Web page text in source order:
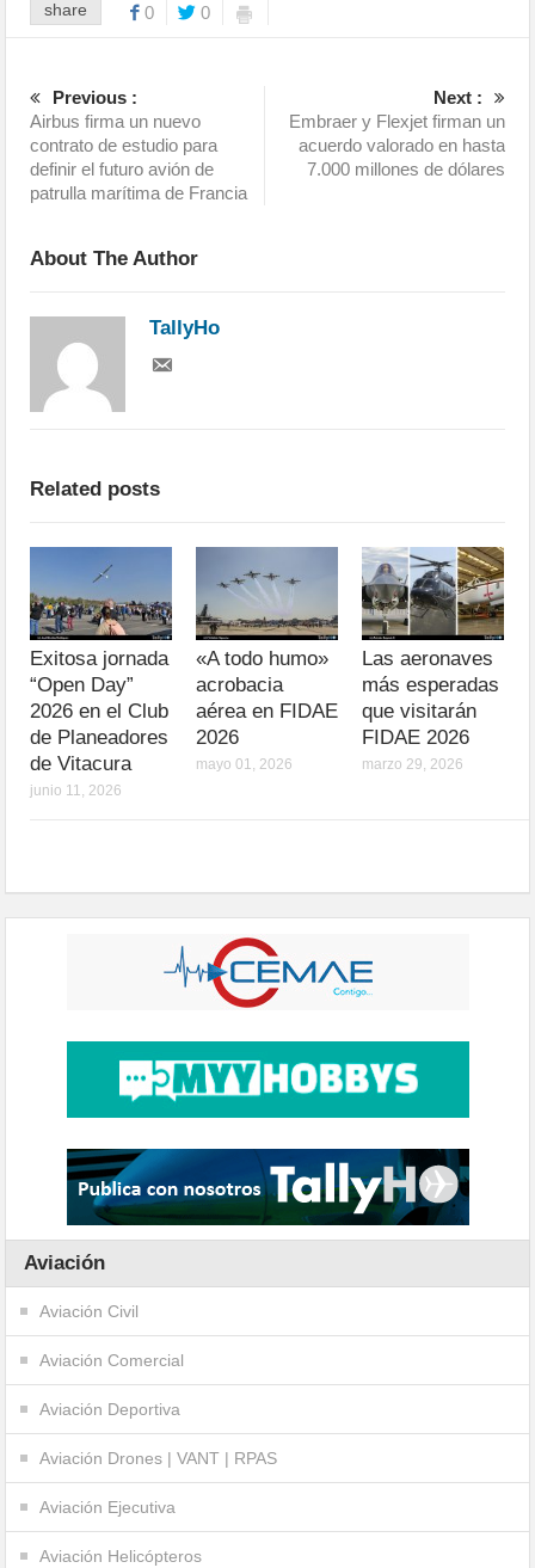
share 0 0
Previous :
Airbus firma un nuevo
contrato de estudio para
definir el futuro avión de
patrulla marítima de Francia
Next :
Embraer y Flexjet firman un
acuerdo valorado en hasta
7.000 millones de dólares
About The Author
TallyHo
Related posts
Exitosa jornada
“Open Day”
2026 en el Club
de Planeadores
de Vitacura
junio 11, 2026
«A todo humo»
acrobacia
aérea en FIDAE
2026
mayo 01, 2026
Las aeronaves
más esperadas
que visitarán
FIDAE 2026
marzo 29, 2026
Aviación
Aviación Civil
Aviación Comercial
Aviación Deportiva
Aviación Drones | VANT | RPAS
Aviación Ejecutiva
Aviación Helicópteros